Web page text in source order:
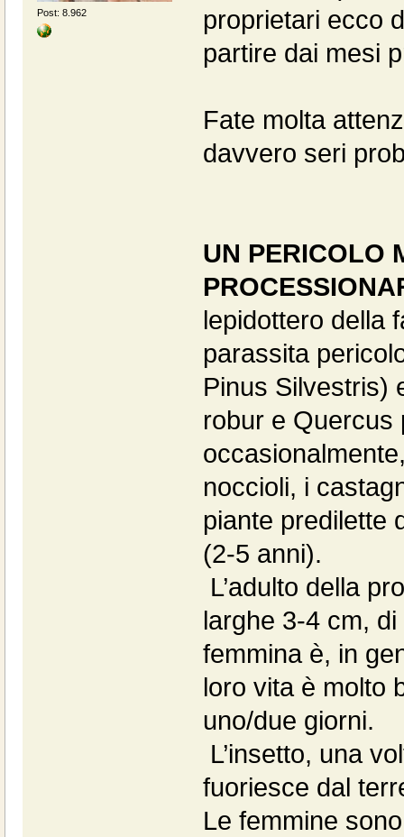
Post: 8.962
proprietari ecco
partire dai mesi
Fate molta
davvero seri
UN PERICOLO
lepidottero della
parassita
Pinus Silvestris)
robur e Quercus
noccioli, i
piante predilette
(2-5 anni).
L’adulto della
larghe 3-4 cm,
femmina è, in
loro vita è molto
uno/due giorni.
L’insetto, una
fuoriesce dal
Le femmine